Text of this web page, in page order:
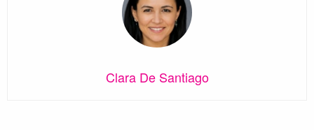
Clara De Santiago